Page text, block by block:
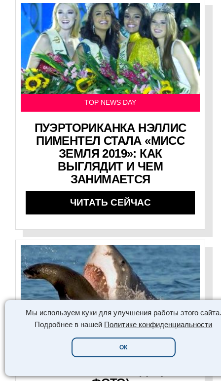
Мы используем куки для улучшения работы этого сайта.
Подробнее в нашей Политике конфиденциальности
ОК
TOP NEWS DAY
ПУЭРТОРИКАНКА НЭЛЛИС
ПИМЕНТЕЛ СТАЛА «МИСС
ЗЕМЛЯ 2019»: КАК
ВЫГЛЯДИТ И ЧЕМ
ЗАНИМАЕТСЯ
ЧИТАТЬ СЕЙЧАС
PLATINUM COLLECTION